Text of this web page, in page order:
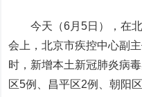
今天（6月5日），在北
会上，北京市疾控中心副
时，新增本土新冠肺炎病
区5例、昌平区2例、朝阳